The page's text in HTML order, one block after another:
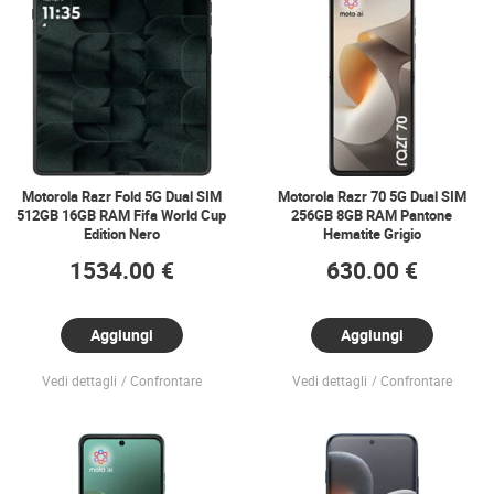
Motorola Razr Fold 5G Dual SIM
512GB 16GB RAM Fifa World Cup
Edition Nero
1534.00 €
Aggiungi
Vedi dettagli Confrontare
Motorola Razr 70 5G Dual SIM
256GB 8GB RAM Pantone
Hematite Grigio
630.00 €
Aggiungi
Vedi dettagli Confrontare